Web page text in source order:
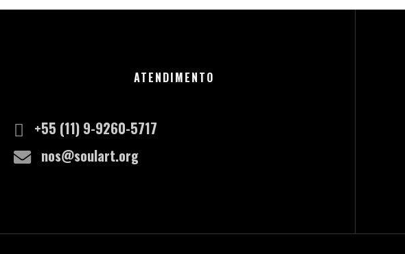
ATENDIMENTO
+55 (11) 9-9260-5717
nos@soulart.org